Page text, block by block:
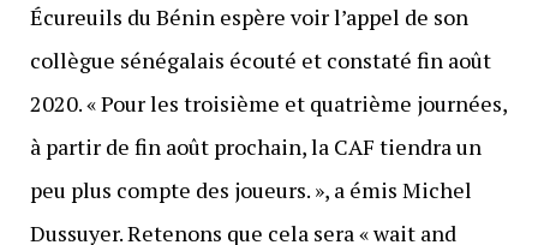
Écureuils du Bénin espère voir l’appel de son
collègue sénégalais écouté et constaté fin août
2020. « Pour les troisième et quatrième journées,
à partir de fin août prochain, la CAF tiendra un
peu plus compte des joueurs. », a émis Michel
Dussuyer. Retenons que cela sera « wait and